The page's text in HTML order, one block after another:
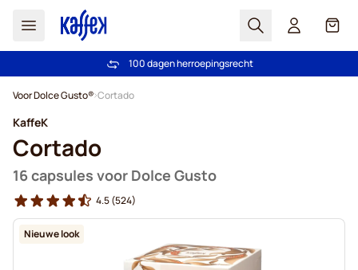
Zoek Cart
Gratis verzending vanaf € 49
100 dagen herroepingsrecht
Voor Dolce Gusto® Cortado
Nieuwe look
KaffeK
Cortado
16 capsules voor Dolce Gusto
4.5(524)